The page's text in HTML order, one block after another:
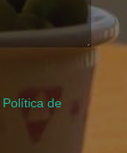
Política de